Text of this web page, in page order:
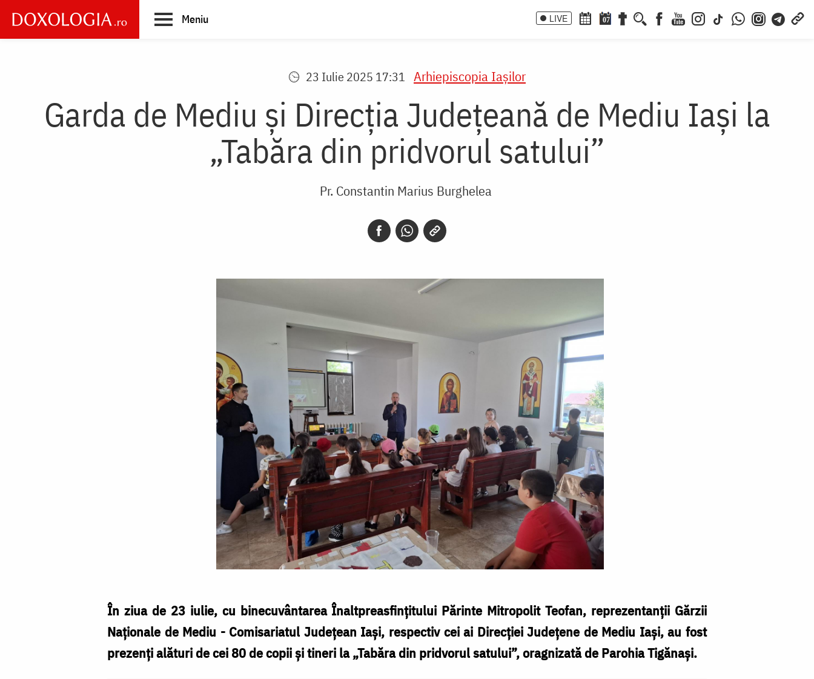
main
Meniu LIVE 07
23 Iulie 2025 17:31 Arhiepiscopia Iaşilor
Garda de Mediu și Direcția Județeană de Mediu Iași la
„Tabăra din pridvorul satului”
Pr. Constantin Marius Burghelea
În ziua de 23 iulie, cu binecuvântarea Înaltpreasfințitului Părinte Mitropolit Teofan, reprezentanții Gărzii
Naționale de Mediu - Comisariatul Județean Iași, respectiv cei ai Direcției Județene de Mediu Iași, au fost
prezenți alături de cei 80 de copii și tineri la „Tabăra din pridvorul satului”, oragnizată de Parohia Tigănași.